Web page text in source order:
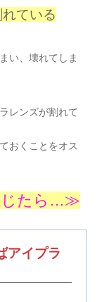
ている
い、壊れてしま
レンズが割れて
おくことをオス
じたら…≫
アイプラ